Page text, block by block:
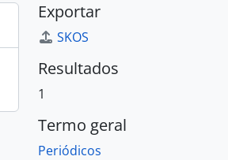
Exportar
SKOS
Resultados
1
Termo geral
Periódicos